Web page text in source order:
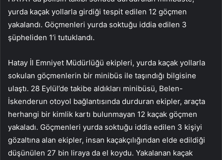
yurda kaçak yollarla girdiği tespit edilen 12 göçmen
yakalandı. Göçmenleri yurda soktuğu iddia edilen 3
şüpheliden 1’i tutuklandı.
Hatay İl Emniyet Müdürlüğü ekipleri, yurda kaçak yollarla
sokulan göçmenlerin bir minibüs ile taşındığı bilgisine
ulaştı. 28 Eylül’de takibe aldıkları minibüsü, Belen-
İskenderun otoyol bağlantısında durduran ekipler, araçta
herhangi bir kimlik kartı bulunmayan 12 kaçak göçmen
yakaladı. Göçmenleri yurda soktuğu iddia edilen 3 kişiyi
gözaltına alan ekipler, insan kaçakçılığından elde edildiği
düşünülen 27 bin liraya da el koydu. Yakalanan kaçak